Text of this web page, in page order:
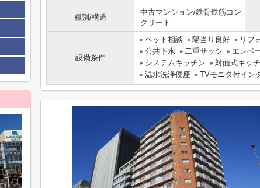
種別/構造
中古マンション/鉄骨鉄筋コン
クリート
設備条件
ペット相談 陽当り良好 リフ
公共下水
二重サッシ エレベ
システムキッチン
対面式キッ
温水洗浄便座
TVモニタ付イン